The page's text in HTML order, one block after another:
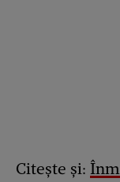
Citește și: